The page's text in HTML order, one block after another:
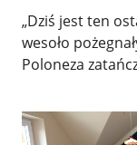
„Dziś jest ten
wesoło
Poloneza